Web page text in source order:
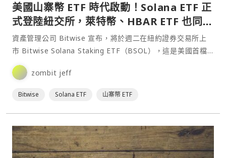
美國山寨幣 ETF 時代啟動！Solana ETF 正
式登陸紐交所，萊特幣、HBAR ETF 也同步
獲批
資產管理公司 Bitwise 宣布，將於週二在紐約證券交易所上
市 Bitwise Solana Staking ETF（BSOL），這是美國首檔
通過 SEC 常規審⋯
zombit jeff
Bitwise Solana ETF 山寨幣 ETF